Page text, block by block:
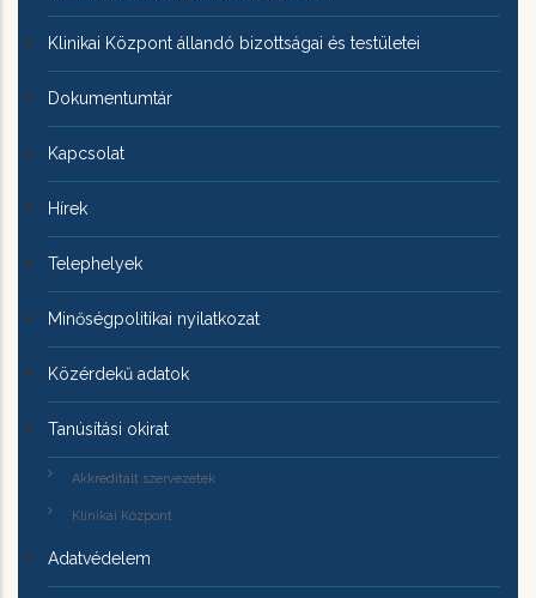
Klinikai Központ állandó bizottságai és testületei
Dokumentumtár
Kapcsolat
Hírek
Telephelyek
Minőségpolitikai nyilatkozat
Közérdekű adatok
Tanúsítási okirat
Akkreditált szervezetek
Klinikai Központ
Adatvédelem